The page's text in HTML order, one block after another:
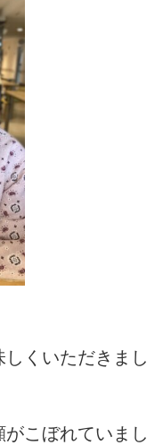
くいただきまし
こぼれていまし